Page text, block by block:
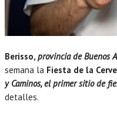
Berisso, provincia de Buenos
semana la Fiesta de la
y Caminos, el primer sitio de
detalles.